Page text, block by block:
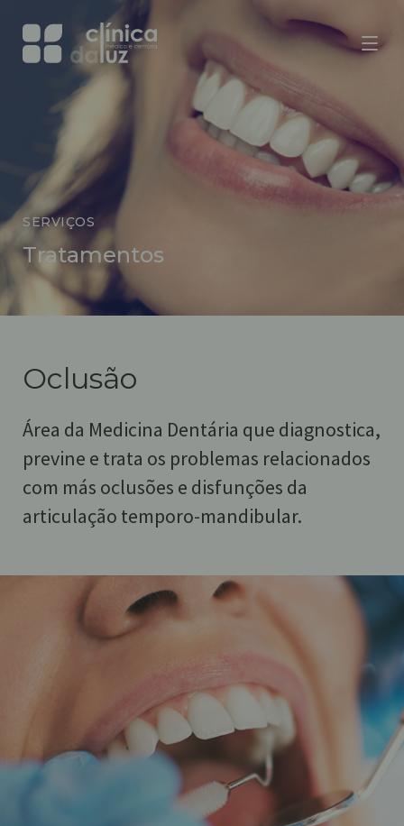
SERVIÇOS
Tratamentos
Oclusão
Área da Medicina Dentária que diagnostica,
previne e trata os problemas relacionados
com más oclusões e disfunções da
articulação temporo-mandibular.